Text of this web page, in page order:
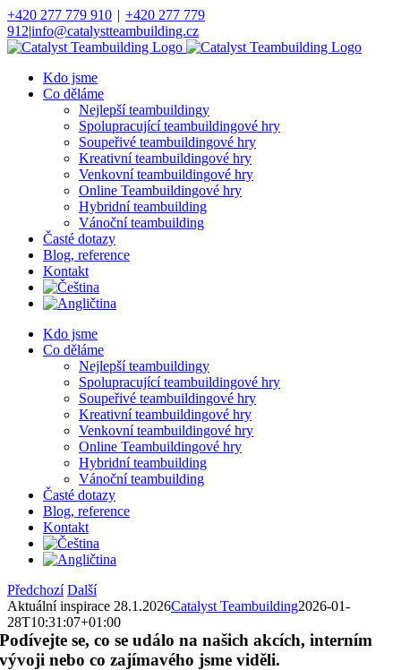
Přeskočit
na
obsah
+420 277 779 910 | +420 277 779
912|info@catalystteambuilding.cz
Facebook
Instagram
Kdo jsme
Co děláme
Nejlepší teambuildingy
Spolupracující teambuildingové hry
Soupeřivé teambuildingové hry
Kreativní teambuildingové hry
Venkovní teambuildingové hry
Online Teambuildingové hry
Hybridní teambuilding
Vánoční teambuilding
Časté dotazy
Blog, reference
Kontakt
Kdo jsme
Co děláme
Nejlepší teambuildingy
Spolupracující teambuildingové hry
Soupeřivé teambuildingové hry
Kreativní teambuildingové hry
Venkovní teambuildingové hry
Online Teambuildingové hry
Hybridní teambuilding
Vánoční teambuilding
Časté dotazy
Blog, reference
Kontakt
Předchozí Další
Aktuální inspirace 28.1.2026Catalyst Teambuilding2026-01-
28T10:31:07+01:00
Podívejte se, co se událo na našich akcích, interním
vývoji nebo co zajímavého jsme viděli.